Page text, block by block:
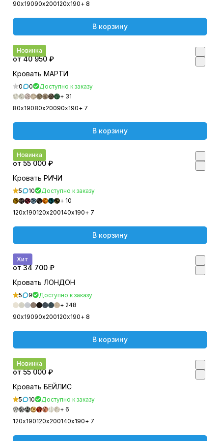
90х19090х200120х190+ 8
В корзину
Новинка
от 40 950 ₽
Кровать МАРТИ
0 0
Доступно к заказу
+ 31
80х19080х20090х190+ 7
В корзину
Новинка
от 55 000 ₽
Кровать РИЧИ
5 10
Доступно к заказу
+ 10
120х190120х200140х190+ 7
В корзину
Хит
от 34 700 ₽
Кровать ЛОНДОН
5 9
Доступно к заказу
+ 248
90х19090х200120х190+ 8
В корзину
Новинка
от 55 000 ₽
Кровать БЕЙЛИС
5 10
Доступно к заказу
+ 6
120х190120х200140х190+ 7